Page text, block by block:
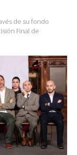
de su fondo
Final de